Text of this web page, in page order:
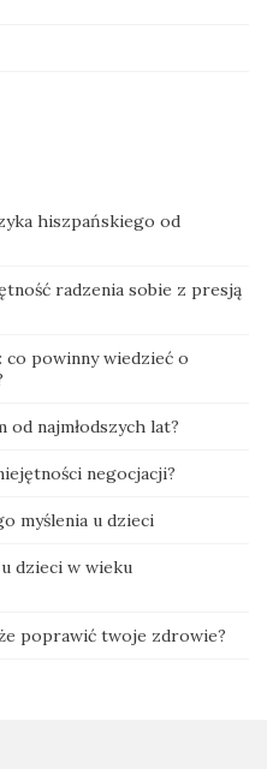
hiszpańskiego od
radzenia sobie z presją
co powinny wiedzieć o
najmłodszych lat?
negocjacji?
myślenia u dzieci
dzieci w wieku
poprawić twoje zdrowie?